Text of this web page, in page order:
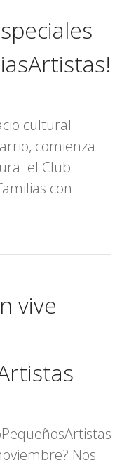
cultural
comienza
el Club
con
vive
Nos